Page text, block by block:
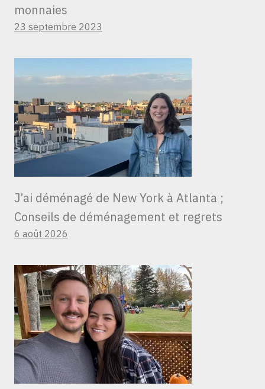
monnaies
23 septembre 2023
J’ai déménagé de New York à Atlanta ;
Conseils de déménagement et regrets
6 août 2026